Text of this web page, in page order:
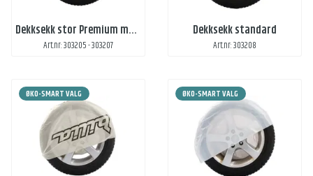
Dekksekk stor Premium med trykk
Art.nr: 303205 - 303207
Dekksekk standard
Art.nr: 303208
ØKO-SMART VALG ØKO-SMART VALG